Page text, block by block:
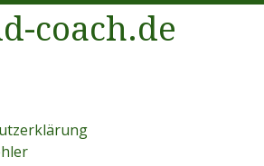
coach.de